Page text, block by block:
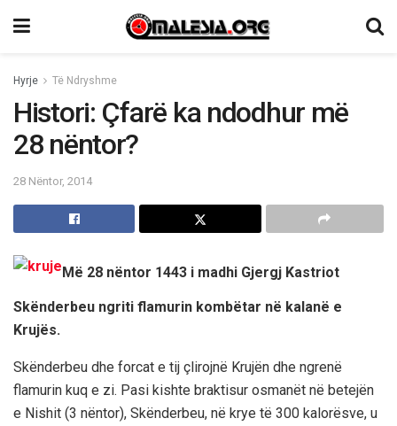
Hyrje Të Ndryshme
Histori: Çfarë ka ndodhur më
28 nëntor?
28 Nëntor, 2014
Më 28 nëntor 1443 i madhi Gjergj Kastriot
Skënderbeu ngriti flamurin kombëtar në kalanë e
Krujës.
Skënderbeu dhe forcat e tij çlirojnë Krujën dhe ngrenë
flamurin kuq e zi. Pasi kishte braktisur osmanët në betejën
e Nishit (3 nëntor), Skënderbeu, në krye të 300 kalorësve, u